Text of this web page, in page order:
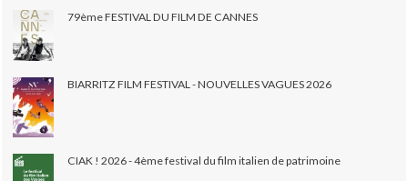
79ème FESTIVAL DU FILM DE CANNES
BIARRITZ FILM FESTIVAL - NOUVELLES VAGUES 2026
CIAK ! 2026 - 4ème festival du film italien de patrimoine